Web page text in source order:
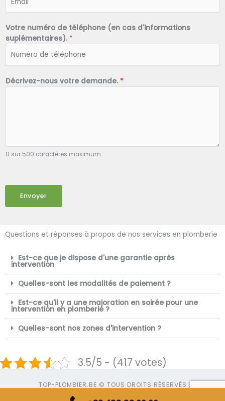
Votre numéro de téléphone (en cas d'informations
suplémentaires). *
Décrivez-nous votre demande. *
0 sur 500 caractères maximum.
Envoyer
Questions et réponses à propos de nos services en plomberie
Est-ce que je dispose d'une garantie après
intervention
Quelles-sont les modalités de paiement ?
Est-ce qu'il y a une majoration en soirée pour une
intervention en plomberie ?
Quelles-sont nos zones d'intervention ?
3.5/5 - (417 votes)
TOP-PLOMBIER.BE © TOUS DROITS RÉSERVÉS